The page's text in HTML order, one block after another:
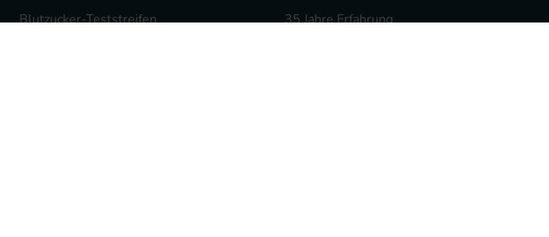
Blutzucker-Teststreifen
35 Jahre Erfahrung